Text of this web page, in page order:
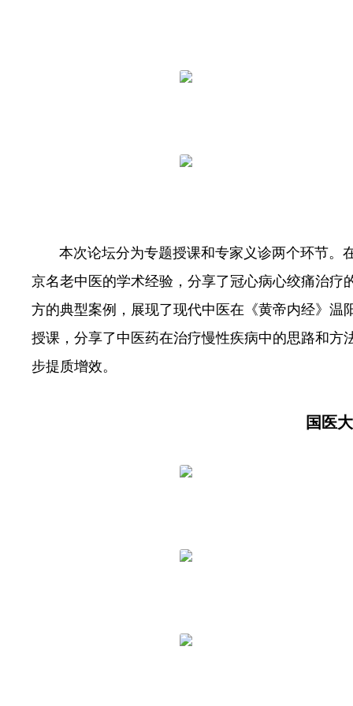
本次论坛分为专题授课和专家义诊两个环节。
京名老中医的学术经验，分享了冠心病心绞痛治
方的典型案例，展现了现代中医在《黄帝内经》
授课，分享了中医药在治疗慢性疾病中的思路和
步提质增效。
国医